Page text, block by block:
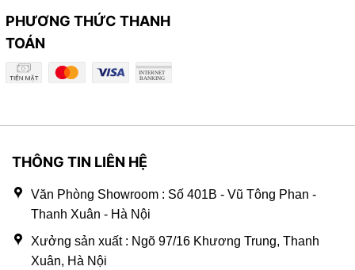
PHƯƠNG THỨC THANH
TOÁN
THÔNG TIN LIÊN HỆ
Văn Phòng Showroom : Số 401B - Vũ Tông Phan -
Thanh Xuân - Hà Nội
Xưởng sản xuất : Ngõ 97/16 Khương Trung, Thanh
Xuân, Hà Nội